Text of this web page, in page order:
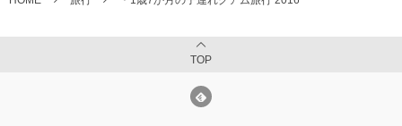
TOP